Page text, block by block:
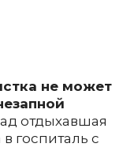
не может
отдыхавшая
госпиталь с